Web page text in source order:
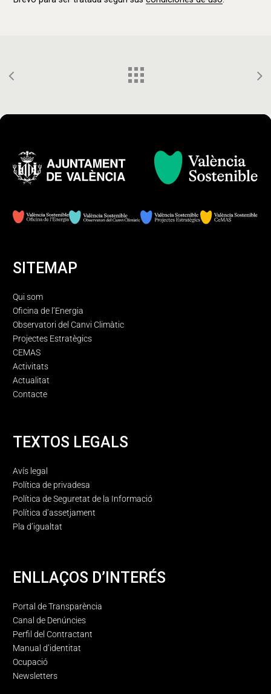
SITEMAP
Qui som
Oficina de l’Energia
Observatori del Canvi Climàtic
Projectes Estratègics
CEMAS
Activitats
Actualitat
Contacte
TEXTOS LEGALS
Avís legal
Política de privadesa
Política de Seguretat de la Informació
Política d’assetjament
Pla d’igualtat
ENLLAÇOS D’INTERÉS
Portal de Transparència
Canal de Denúncies
Perfil del Contractant
Manual d’identitat
Ocupació
Newsletters